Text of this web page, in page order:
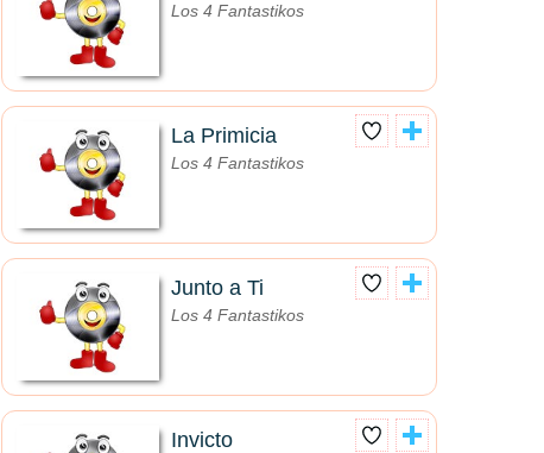
Los 4 Fantastikos
La Primicia
Los 4 Fantastikos
Junto a Ti
Los 4 Fantastikos
Invicto